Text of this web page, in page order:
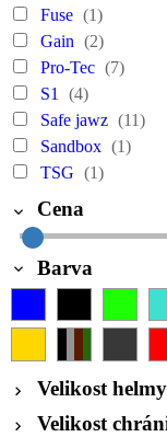
Fuse (1)
Gain (2)
Pro-Tec (7)
S1
(4)
Safe jawz (11)
Sandbox (1)
TSG (1)
Cena
Barva
Velikost helmy
Velikost